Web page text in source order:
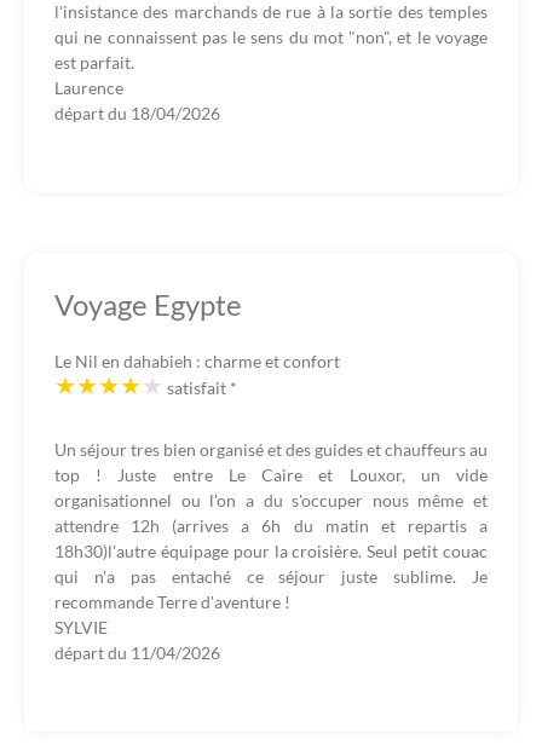
l'insistance des marchands de rue à la sortie des temples
qui ne connaissent pas le sens du mot "non", et le voyage
est parfait.
Laurence
départ du 18/04/2026
Voyage Egypte
Le Nil en dahabieh : charme et confort
satisfait *
Un séjour tres bien organisé et des guides et chauffeurs au
top ! Juste entre Le Caire et Louxor, un vide
organisationnel ou l'on a du s'occuper nous même et
attendre 12h (arrives a 6h du matin et repartis a
18h30)l'autre équipage pour la croisière. Seul petit couac
qui n'a pas entaché ce séjour juste sublime. Je
recommande Terre d'aventure !
SYLVIE
départ du 11/04/2026